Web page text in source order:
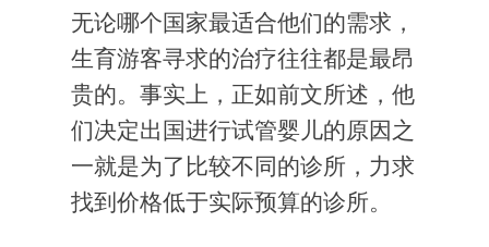
无论哪个国家最适合他们的需求，
生育游客寻求的治疗往往都是最昂
贵的。事实上，正如前文所述，他
们决定出国进行试管婴儿的原因之
一就是为了比较不同的诊所，力求
找到价格低于实际预算的诊所。